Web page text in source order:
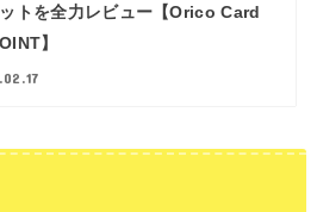
トを全力レビュー【Orico Card
】